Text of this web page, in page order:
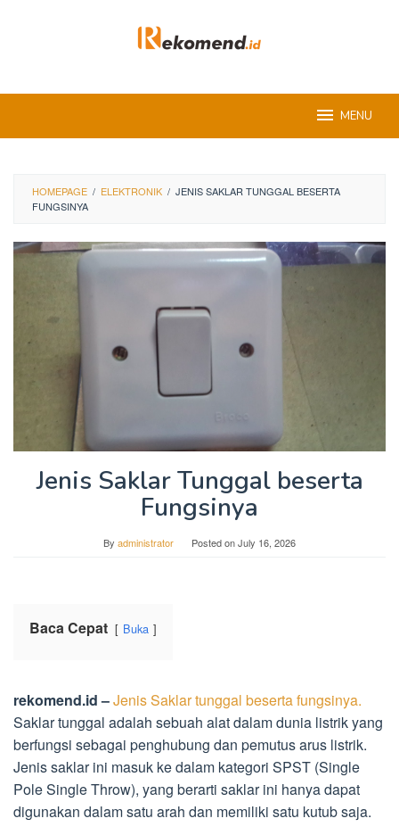
MENU
HOMEPAGE / ELEKTRONIK / JENIS SAKLAR TUNGGAL BESERTA
FUNGSINYA
Jenis Saklar Tunggal beserta
Fungsinya
By administrator Posted onJuly 16, 2026
Baca Cepat Buka
rekomend.id –Jenis Saklar tunggal beserta fungsinya.
Saklar tunggal adalah sebuah alat dalam dunia listrik yang
berfungsi sebagai penghubung dan pemutus arus listrik.
Jenis saklar ini masuk ke dalam kategori SPST (Single
Pole Single Throw), yang berarti saklar ini hanya dapat
digunakan dalam satu arah dan memiliki satu kutub saja.